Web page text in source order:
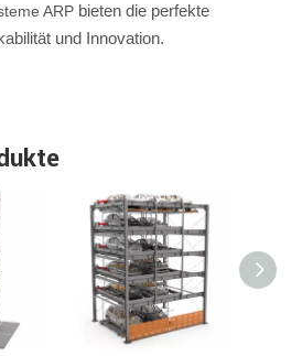
ARP bieten die perfekte
und Innovation.